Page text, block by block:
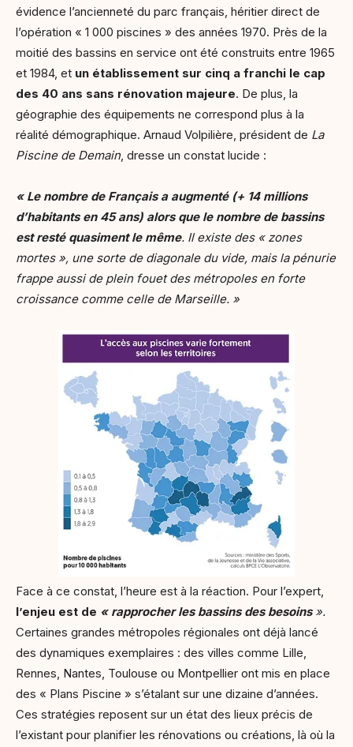
évidence l’ancienneté du parc français, héritier direct de
l’opération « 1 000 piscines » des années 1970. Près de la
moitié des bassins en service ont été construits entre 1965
et 1984, et un établissement sur cinq a franchi le cap
des 40 ans sans rénovation majeure. De plus, la
géographie des équipements ne correspond plus à la
réalité démographique. Arnaud Volpilière, président de La
Piscine de Demain, dresse un constat lucide :
« Le nombre de Français a augmenté (+ 14 millions
d’habitants en 45 ans) alors que le nombre de bassins
est resté quasiment le même. Il existe des « zones
mortes », une sorte de diagonale du vide, mais la pénurie
frappe aussi de plein fouet des métropoles en forte
croissance comme celle de Marseille. »
Face à ce constat, l’heure est à la réaction. Pour l’expert,
l’enjeu est de « rapprocher les bassins des besoins ».
Certaines grandes métropoles régionales ont déjà lancé
des dynamiques exemplaires : des villes comme Lille,
Rennes, Nantes, Toulouse ou Montpellier ont mis en place
des « Plans Piscine » s’étalant sur une dizaine d’années.
Ces stratégies reposent sur un état des lieux précis de
l’existant pour planifier les rénovations ou créations, là où la